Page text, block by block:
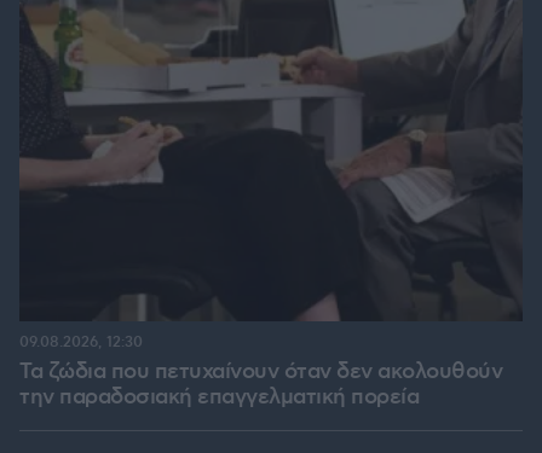
Τα ζώδια που πετυχαίνουν όταν δεν ακολουθούν
την παραδοσιακή επαγγελματική πορεία
09.08.2026, 12:30